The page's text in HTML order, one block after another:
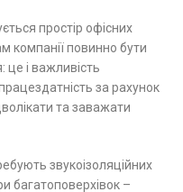
простір офісних
компанії повинно бути
і важливість
за рахунок
та заважати
звукоізоляційних
багатоповерхівок –